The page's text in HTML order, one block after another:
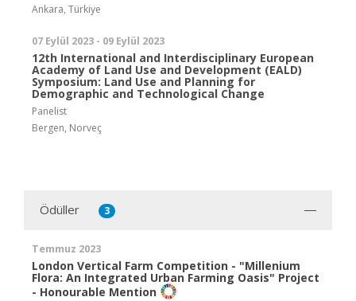
Ankara, Türkiye
07 Eylül 2023 - 09 Eylül 2023
12th International and Interdisciplinary European
Academy of Land Use and Development (EALD)
Symposium: Land Use and Planning for
Demographic and Technological Change
Panelist
Bergen, Norveç
Ödüller 3
Temmuz 2023
London Vertical Farm Competition - "Millenium
Flora: An Integrated Urban Farming Oasis" Project
- Honourable Mention